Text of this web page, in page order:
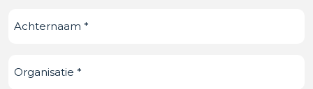
Achternaam (Vereist)
Organisatie(Vereist)